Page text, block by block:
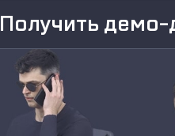
Получить демо-